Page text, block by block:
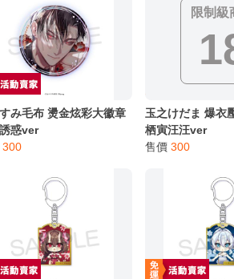
み毛布 燙金炫彩大徽章
惑ver
300
限制級
玉之けだま 爆衣
栖寅汪汪ver
售價 300